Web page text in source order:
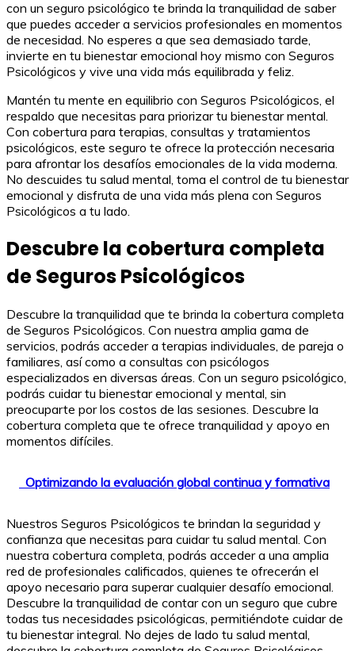
con un seguro psicológico te brinda la tranquilidad de saber
que puedes acceder a servicios profesionales en momentos
de necesidad. No esperes a que sea demasiado tarde,
invierte en tu bienestar emocional hoy mismo con Seguros
Psicológicos y vive una vida más equilibrada y feliz.
Mantén tu mente en equilibrio con Seguros Psicológicos, el
respaldo que necesitas para priorizar tu bienestar mental.
Con cobertura para terapias, consultas y tratamientos
psicológicos, este seguro te ofrece la protección necesaria
para afrontar los desafíos emocionales de la vida moderna.
No descuides tu salud mental, toma el control de tu bienestar
emocional y disfruta de una vida más plena con Seguros
Psicológicos a tu lado.
Descubre la cobertura completa
de Seguros Psicológicos
Descubre la tranquilidad que te brinda la cobertura completa
de Seguros Psicológicos. Con nuestra amplia gama de
servicios, podrás acceder a terapias individuales, de pareja o
familiares, así como a consultas con psicólogos
especializados en diversas áreas. Con un seguro psicológico,
podrás cuidar tu bienestar emocional y mental, sin
preocuparte por los costos de las sesiones. Descubre la
cobertura completa que te ofrece tranquilidad y apoyo en
momentos difíciles.
Optimizando la evaluación global continua y formativa
Nuestros Seguros Psicológicos te brindan la seguridad y
confianza que necesitas para cuidar tu salud mental. Con
nuestra cobertura completa, podrás acceder a una amplia
red de profesionales calificados, quienes te ofrecerán el
apoyo necesario para superar cualquier desafío emocional.
Descubre la tranquilidad de contar con un seguro que cubre
todas tus necesidades psicológicas, permitiéndote cuidar de
tu bienestar integral. No dejes de lado tu salud mental,